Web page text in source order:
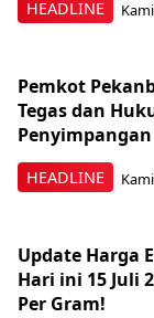
HEADLINE
HEADLINE
Pemkot
Tegas dan
Penyimpangan
Update Harga
Hari ini 15 Juli
Per Gram!